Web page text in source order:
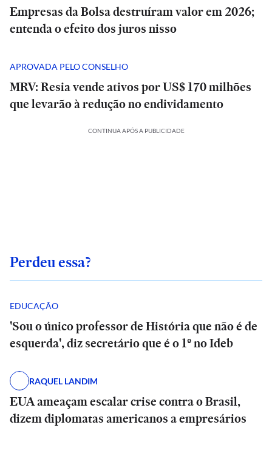
Empresas da Bolsa destruíram valor em 2026;
entenda o efeito dos juros nisso
APROVADA PELO CONSELHO
MRV: Resia vende ativos por US$ 170 milhões
que levarão à redução no endividamento
CONTINUA APÓS A PUBLICIDADE
Perdeu essa?
EDUCAÇÃO
'Sou o único professor de História que não é de
esquerda', diz secretário que é o 1º no Ideb
RAQUEL LANDIM
EUA ameaçam escalar crise contra o Brasil,
dizem diplomatas americanos a empresários